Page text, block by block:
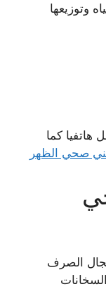
وتوزيعها
هاتفيا كما
صحي الظهر
ساعة في مجال الصرف